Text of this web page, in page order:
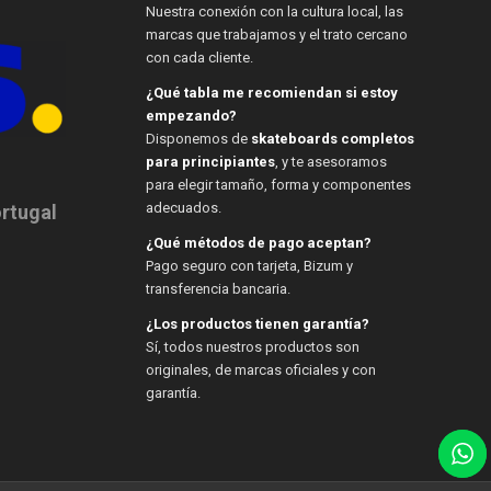
Nuestra conexión con la cultura local, las
marcas que trabajamos y el trato cercano
con cada cliente.
¿Qué tabla me recomiendan si estoy
empezando?
Disponemos de skateboards completos
para principiantes, y te asesoramos
para elegir tamaño, forma y componentes
adecuados.
¿Qué métodos de pago aceptan?
Pago seguro con tarjeta, Bizum y
transferencia bancaria.
¿Los productos tienen garantía?
Sí, todos nuestros productos son
originales, de marcas oficiales y con
garantía.